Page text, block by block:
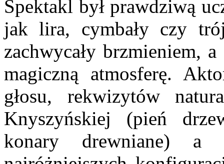
Spektakl był prawdziwą
jak lira, cymbały czy
zachwycały brzmieniem,
magiczną atmosferę.
głosu, rekwizytów
Knyszyńskiej (pień
konary drewniane) a